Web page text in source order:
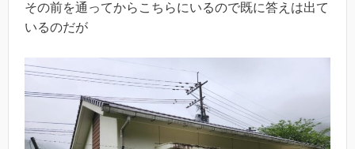
その前を通ってからこちらにいるので既に答えは出て
いるのだが